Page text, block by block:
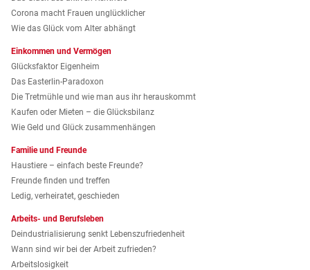
Corona macht Frauen unglücklicher
Wie das Glück vom Alter abhängt
Einkommen und Vermögen
Glücksfaktor Eigenheim
Das Easterlin-Paradoxon
Die Tretmühle und wie man aus ihr herauskommt
Kaufen oder Mieten – die Glücksbilanz
Wie Geld und Glück zusammenhängen
Familie und Freunde
Haustiere – einfach beste Freunde?
Freunde finden und treffen
Ledig, verheiratet, geschieden
Arbeits- und Berufsleben
Deindustrialisierung senkt Lebenszufriedenheit
Wann sind wir bei der Arbeit zufrieden?
Arbeitslosigkeit